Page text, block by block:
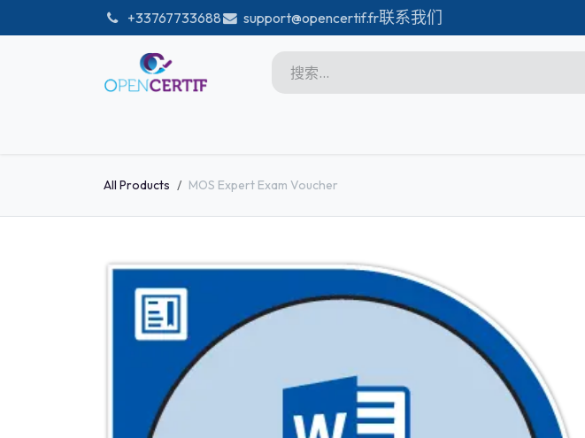
+33767733688 support@opencertif.fr联系我们
Microsoft
Unity
GitHub
DataBricks-certif
Microsoft Excel Associate
Power Bi
Création d'entreprise
Création de Site
Webmarketing & Réseaux
Intelligence Artificielle
All Products MOS Expert Exam Voucher